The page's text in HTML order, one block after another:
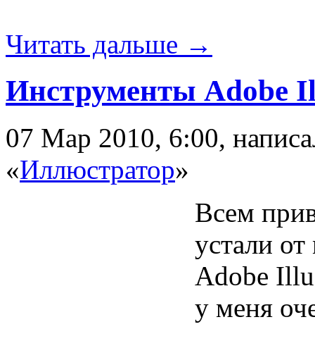
Читать дальше →
Инструменты Adobe
07 Мар 2010, 6:00,
«Иллюстратор»
Всем
устали
Adobe
у меня